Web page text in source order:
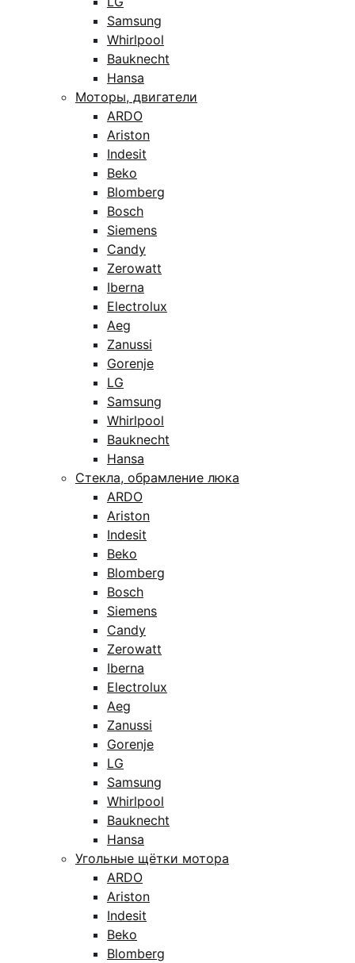
Samsung
Whirlpool
Bauknecht
Hansa
Моторы, двигатели
ARDO
Ariston
Indesit
Beko
Blomberg
Bosch
Siemens
Candy
Zerowatt
Iberna
Electrolux
Aeg
Zanussi
Gorenje
LG
Samsung
Whirlpool
Bauknecht
Hansa
Стекла, обрамление люка
ARDO
Ariston
Indesit
Beko
Blomberg
Bosch
Siemens
Candy
Zerowatt
Iberna
Electrolux
Aeg
Zanussi
Gorenje
LG
Samsung
Whirlpool
Bauknecht
Hansa
Угольные щётки мотора
ARDO
Ariston
Indesit
Beko
Blomberg